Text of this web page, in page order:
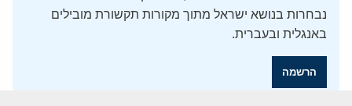
נבחרות בנושא ישראל מתוך מקורות תקשורת מובילים
באנגלית ובעברית.
הרשמה